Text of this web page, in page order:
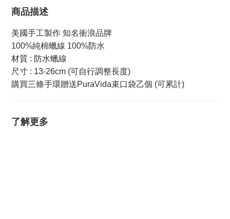
商品描述
美國手工製作 知名衝浪品牌
100%純棉蠟線 100%防水
材質 : 防水蠟線
尺寸 : 13-26cm (可自行調整長度)
購買三條手環贈送PuraVida束口袋乙個 (可累計)
了解更多